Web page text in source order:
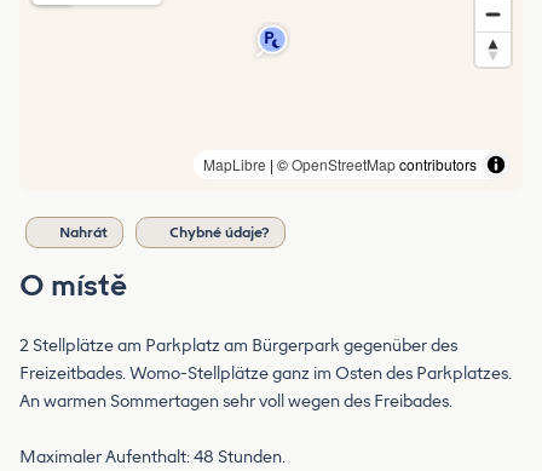
MapLibre | ©OpenStreetMapcontributors
Nahrát Chybné údaje?
O místě
2 Stellplätze am Parkplatz am Bürgerpark gegenüber des
Freizeitbades. Womo-Stellplätze ganz im Osten des Parkplatzes.
An warmen Sommertagen sehr voll wegen des Freibades.
Maximaler Aufenthalt: 48 Stunden.